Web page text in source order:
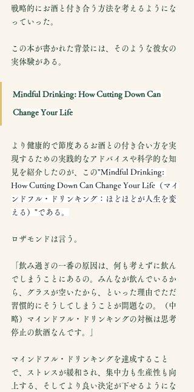
戦略的にお酒と付き合う方法を考えるようにな
っていった。
この本が書かれた背景には、そのような彼女の
実体験がある。
Mindful Drinking: How Cutting Down Can
Change Your Life
より健康的で節度あるお酒との付き合い方を実
現するための実践的なアドバイスや科学的な知
見を紹介したのが、この"Mindful Drinking:
How Cutting Down Can Change Your Life（マイ
ンドフル・ドリンキング：ほどほどが人生を変
える）"である。
ロザモンドは言う。
「飲み過ぎの一番の原因は、何も考えずに飲ん
でしまうことにあるの。みんなが飲んでいるか
ら、グラスが空いたから、といった理由でただ
習慣的にそうしてしまうことが問題なの。（中
略）マインドフル・ドリンキングの対極は思考
停止の飲酒なんです。」
マインドフル・ドリンキングを達成すること
で、ストレスが緩和され、集中力も生産性も向
上する、そしてより良い決定が下せるようにな